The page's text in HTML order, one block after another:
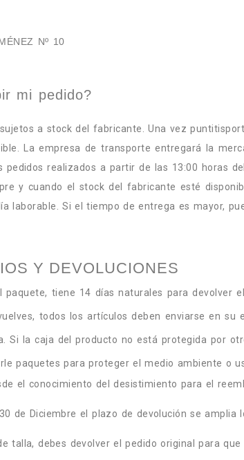
Nº 10
mi pedido?
a stock del fabricante. Una vez
La empresa de transporte entregará la
pedidos realizados a partir de las 13:00 horas
y cuando el stock del fabricante esté
laborable. Si el tiempo de entrega es mayor,
Y DEVOLUCIONES
tiene 14 días naturales para devolver
todos los artículos deben enviarse en
Si la caja del producto no está protegida por
paquetes para proteger el medio ambiente o
el conocimiento del desistimiento para el
de Diciembre el plazo de devolución se
talla, debes devolver el pedido original para